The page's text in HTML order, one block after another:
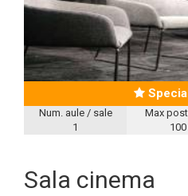
Num. aule / sale
1
Max
100
Sala cinema